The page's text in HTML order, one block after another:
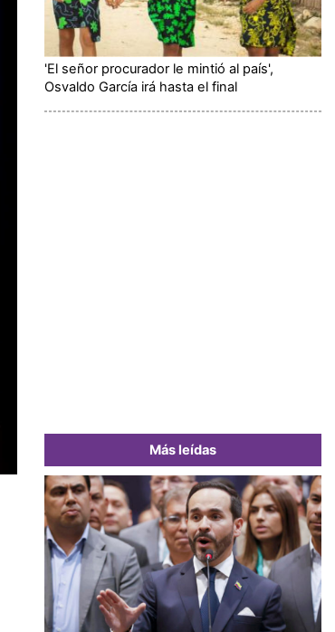
'El señor procurador le mintió al país',
Osvaldo García irá hasta el final
Más leídas